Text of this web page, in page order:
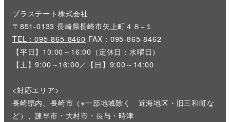
プラステート株式会社
〒851-0133 長崎県長崎市矢上町４８−１
TEL：095-865-8460 FAX：095-865-8462
【平日】10:00～16:00（定休日：水曜日）
【土】9:00～16:00／【日】9:00～14:00
<対応エリア>
長崎県内、長崎市（※一部地域除く 近海地区・旧三和町な
ど）、諫早市・大村市・長与・時津